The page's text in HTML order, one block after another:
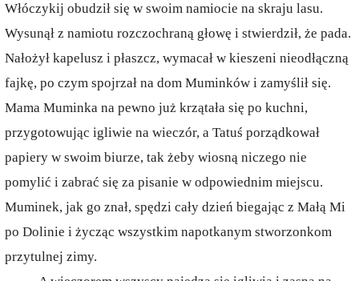
Włóczykij obudził się w swoim namiocie na skraju lasu.
Wysunął z namiotu rozczochraną głowę i stwierdził, że pada.
Nałożył kapelusz i płaszcz, wymacał w kieszeni nieodłączną
fajkę, po czym spojrzał na dom Muminków i zamyślił się.
Mama Muminka na pewno już krzątała się po kuchni,
przygotowując igliwie na wieczór, a Tatuś porządkował
papiery w swoim biurze, tak żeby wiosną niczego nie
pomylić i zabrać się za pisanie w odpowiednim miejscu.
Muminek, jak go znał, spędzi cały dzień biegając z Małą Mi
po Dolinie i życząc wszystkim napotkanym stworzonkom
przytulnej zimy.